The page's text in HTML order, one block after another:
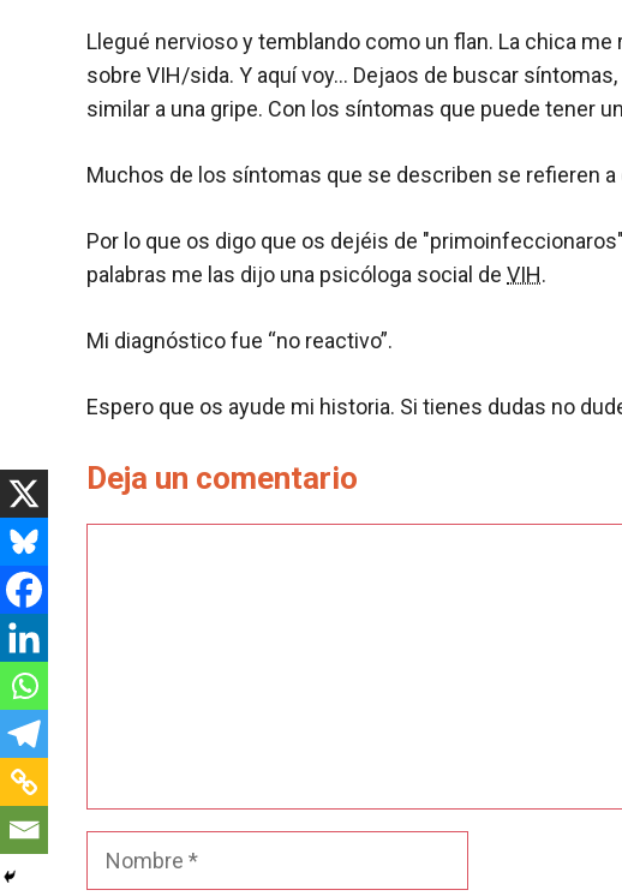
Llegué nervioso y temblando como un flan. La chica
sobre VIH/sida. Y aquí voy… Dejaos de buscar
similar a una gripe. Con los síntomas que puede tener
Muchos de los síntomas que se describen se refieren
Por lo que os digo que os dejéis de
palabras me las dijo una psicóloga social de VIH.
Mi diagnóstico fue “no reactivo”.
Espero que os ayude mi historia. Si tienes dudas no
Deja un comentario
Nombre